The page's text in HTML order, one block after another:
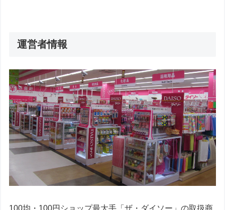
運営者情報
100均・100円ショップ最大手「ザ・ダイソー」の取扱商